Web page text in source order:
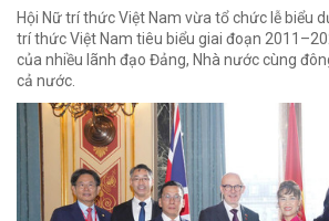
Hội Nữ trí thức Việt Nam vừa tổ chức lễ biểu
trí thức Việt Nam tiêu biểu giai đoạn
của nhiều lãnh đạo Đảng, Nhà nước cùng
cả nước.